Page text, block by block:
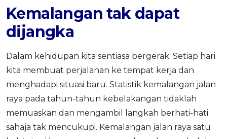
Kemalangan tak dapat
dijangka
Dalam kehidupan kita sentiasa bergerak. Setiap hari
kita membuat perjalanan ke tempat kerja dan
menghadapi situasi baru. Statistik kemalangan jalan
raya pada tahun-tahun kebelakangan tidaklah
memuaskan dan mengambil langkah berhati-hati
sahaja tak mencukupi. Kemalangan jalan raya satu